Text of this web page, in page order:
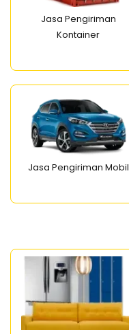
Jasa Pengiriman
Kontainer
Jasa Pengiriman Mobil